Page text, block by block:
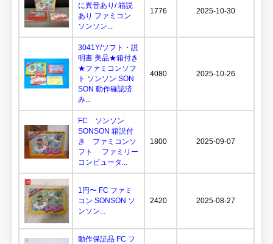
に異音あり/ 箱説
あり ファミコン
ソンソン...
1776 2025-10-30
3041Y/ソフト・説
明書 美品★箱付き
★ファミコンソフ
ト ソンソン SON
SON 動作確認済
み...
4080 2025-10-26
FC ソンソン
SONSON 箱説付
き ファミコンソ
フト ファミリー
コンピュータ...
1800 2025-09-07
1円〜 FC ファミ
コン SONSON ソ
ンソン...
2420 2025-08-27
動作保証品 FC フ